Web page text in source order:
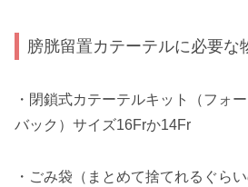
膀胱留置カテーテルに必要な
・閉鎖式カテーテルキット（フォ
バック）サイズ16Frか14Fr
・ごみ袋（まとめて捨てれるぐら